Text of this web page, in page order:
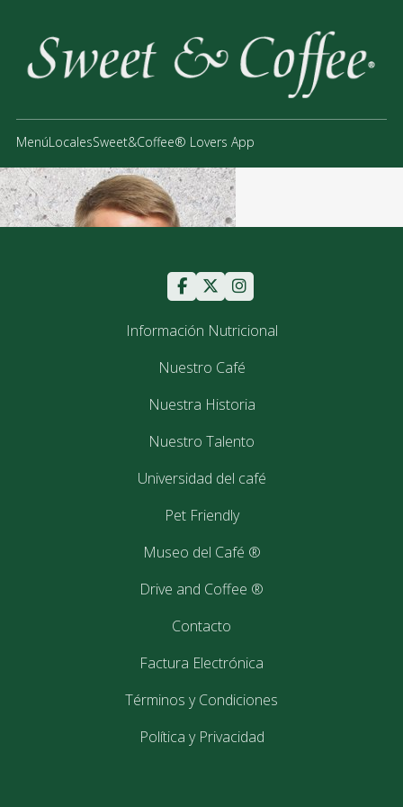
MenúLocalesSweet&Coffee® Lovers App
Duis et tellus imperdiet, lacinia risus id, tincidunt ipsum. Integer
Aliquam tempor lorem odio, non aliquam nunc egestas in. Proin
rutrum justo ac lorem pellentesque pretium.
navigation
Información Nutricional
Nuestro Café
Nuestra Historia
Nuestro Talento
Universidad del café
Pet Friendly
Museo del Café ®
Drive and Coffee ®
Contacto
Factura Electrónica
Términos y Condiciones
Política y Privacidad